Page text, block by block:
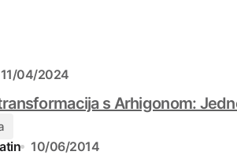
11/04/2024
s Arhigonom:
10/06/2014